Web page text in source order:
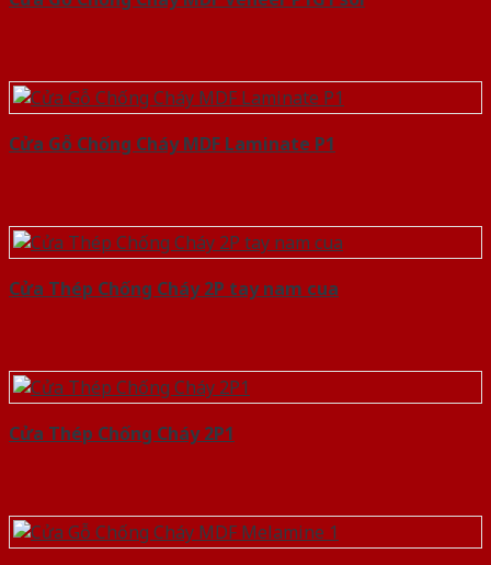
Cửa Gỗ Chống Cháy MDF Laminate P1
Cửa Thép Chống Cháy 2P tay nam cua
Cửa Thép Chống Cháy 2P1